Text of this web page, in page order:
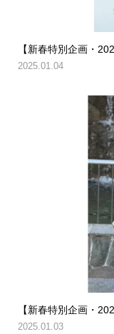
【新春特別企画・
2025.01.04
【新春特別企画・
2025.01.03